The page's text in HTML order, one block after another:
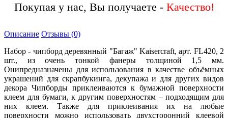
Покупая у нас, Вы получаете - Качество!
Описание Отзывы (0)
Набор - чипборд деревянный "Багаж" Kaisercraft, арт. FL420, 2
шт., из очень тонкой фанеры толщиной 1,5 мм.
Онипредназначены для использования в качестве объёмных
украшений для скрапбукинга, декупажа и для других видов
декора Чипборды приклеиваются к бумажной поверхности
клеем для бумаги, к другим поверхностям – подходящим для
них клеем. Также для приклеивания их на любые
поверхности можно использовать двухсторонний клеевой